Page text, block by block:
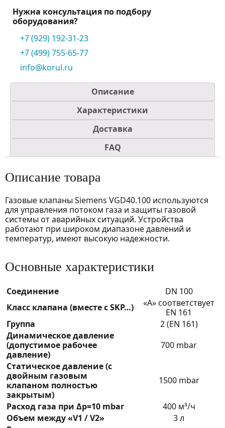
Нужна консультация по подбору
оборудования?
+7 (929) 192-31-23
+7 (499) 755-65-77
info@korul.ru
Описание
Характеристики
Доставка
FAQ
Описание товара
Газовые клапаны Siemens VGD40.100 используются
для управления потоком газа и защиты газовой
системы от аварийных ситуаций. Устройства
работают при широком диапазоне давлений и
температур, имеют высокую надежности.
Основные характеристики
Соединение
DN 100
Класс клапана (вместе с SKP…)
«A» соответствует
EN 161
Группа
2 (EN 161)
Динамическое давление
(допустимое рабочее
давление)
700 mbar
Статическое давление (с
двойным газовым
клапаном полностью
закрытым)
1500 mbar
Расход газа при Δp=10 mbar
400 м³/ч
Объем между «V1 / V2»
3 л